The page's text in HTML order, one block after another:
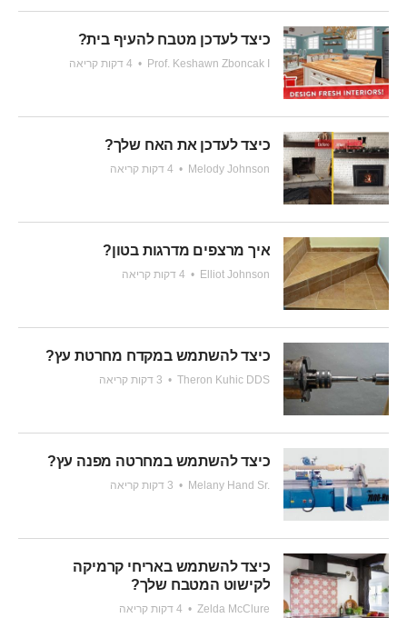
כיצד לעדכן מטבח להעיף בית?
Prof. Keshawn Zboncak I
•
כיצד לעדכן את האח שלך?
Melody Johnson
•
איך מרצפים מדרגות בטון?
Elliot Johnson
•
כיצד להשתמש במקדח מחרטת עץ?
Theron Kuhic DDS
•
כיצד להשתמש במחרטה מפנה עץ?
Melany Hand Sr.
•
כיצד להשתמש באריחי קרמיקה
לקישוט המטבח שלך?
Zelda McClure
•